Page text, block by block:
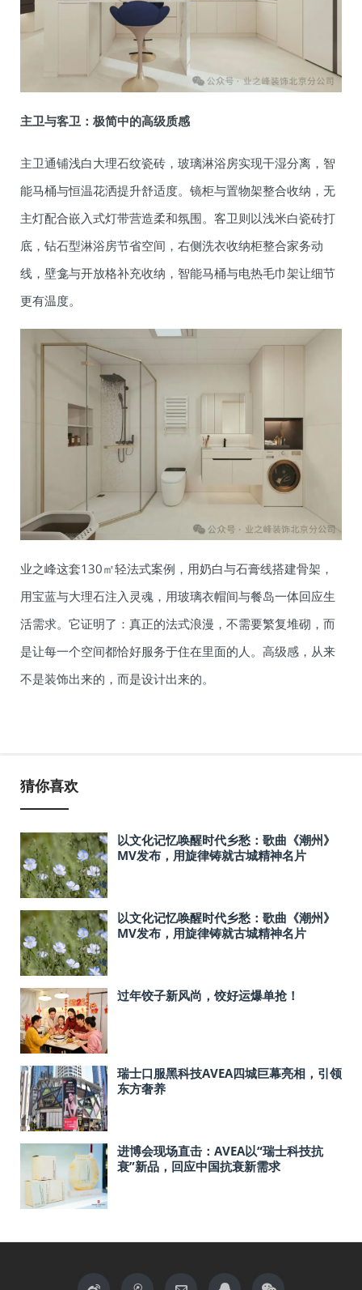
主卫与客卫：极简中的高级质感
主卫通铺浅白大理石纹瓷砖，玻璃淋浴房实现干湿分离，智
能马桶与恒温花洒提升舒适度。镜柜与置物架整合收纳，无
主灯配合嵌入式灯带营造柔和氛围。客卫则以浅米白瓷砖打
底，钻石型淋浴房节省空间，右侧洗衣收纳柜整合家务动
线，壁龛与开放格补充收纳，智能马桶与电热毛巾架让细节
更有温度。
业之峰这套130㎡轻法式案例，用奶白与石膏线搭建骨架，
用宝蓝与大理石注入灵魂，用玻璃衣帽间与餐岛一体回应生
活需求。它证明了：真正的法式浪漫，不需要繁复堆砌，而
是让每一个空间都恰好服务于住在里面的人。高级感，从来
不是装饰出来的，而是设计出来的。
猜你喜欢
以文化记忆唤醒时代乡愁：歌曲《潮州》
MV发布，用旋律铸就古城精神名片
以文化记忆唤醒时代乡愁：歌曲《潮州》
MV发布，用旋律铸就古城精神名片
过年饺子新风尚，饺好运爆单抢！
瑞士口服黑科技AVEA四城巨幕亮相，引领
东方奢养
进博会现场直击：AVEA以“瑞士科技抗
衰”新品，回应中国抗衰新需求